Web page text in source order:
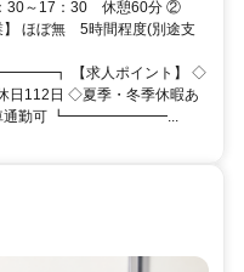
30～17：30 休憩60分 ②
ほぼ無 5時間程度(別途支
【求人ポイント】 ◇
日112日 ◇夏季・冬季休暇あ
通勤可 ┗━━━━━━━...